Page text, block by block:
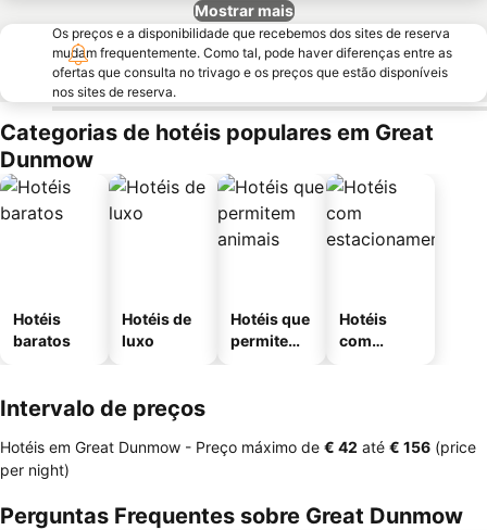
Mostrar mais
Os preços e a disponibilidade que recebemos dos sites de reserva
mudam frequentemente. Como tal, pode haver diferenças entre as
ofertas que consulta no trivago e os preços que estão disponíveis
nos sites de reserva.
Categorias de hotéis populares em Great
Dunmow
Hotéis
baratos
Hotéis de
luxo
Hotéis que
permitem
Hotéis
com
Intervalo de preços
Hotéis em Great Dunmow - Preço máximo de ‎€ 42 até ‎€ 156 (price
per night)
Perguntas Frequentes sobre Great Dunmow